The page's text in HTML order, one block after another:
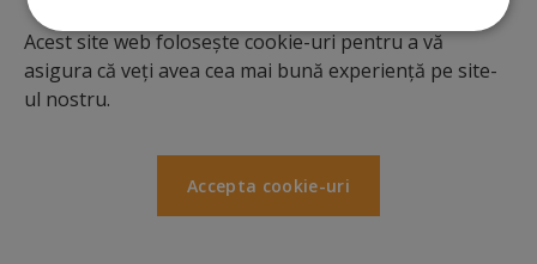
Acest site web folosește cookie-uri pentru a vă
asigura că veți avea cea mai bună experiență pe site-
ul nostru.
Accepta cookie-uri